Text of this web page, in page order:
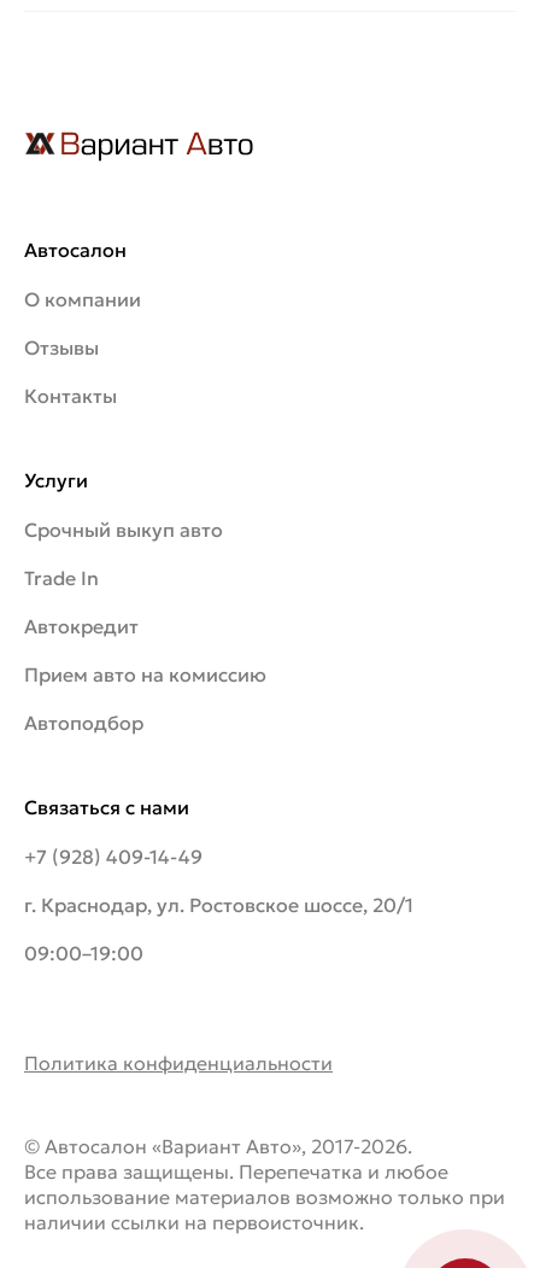
Автосалон
О компании
Отзывы
Контакты
Связаться с нами
+7 (928) 409-14-49
г. Краснодар, ул. Ростовское шоссе, 20/1
09:00–19:00
Услуги
Срочный выкуп авто
Trade In
Автокредит
Прием авто на комиссию
Автоподбор
Политика конфиденциальности
© Автосалон «Вариант Авто», 2017-2026.
Все права защищены. Перепечатка и любое
использование материалов возможно только при
наличии ссылки на первоисточник.